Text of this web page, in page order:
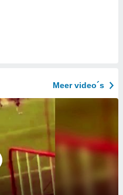
Meer video´s